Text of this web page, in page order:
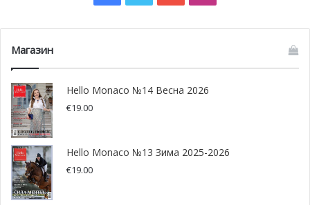
Магазин
Hello Monaco №14 Весна 2026
€19.00
Hello Monaco №13 Зима 2025-2026
€19.00